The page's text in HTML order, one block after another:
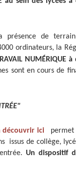
présence de
ordinateurs, la
NUMÉRIQUE à
sont en cours de
ici
permet
issus de collège,
Un dispositif